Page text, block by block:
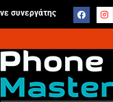
συνεργάτης